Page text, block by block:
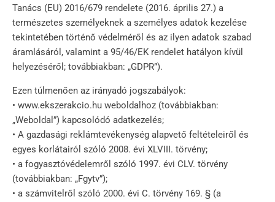
Tanács (EU) 2016/679 rendelete (2016. április 27.) a
természetes személyeknek a személyes adatok kezelése
tekintetében történő védelméről és az ilyen adatok szabad
áramlásáról, valamint a 95/46/EK rendelet hatályon kívül
helyezéséről; továbbiakban: „GDPR”).
Ezen túlmenően az irányadó jogszabályok:
• www.ekszerakcio.hu weboldalhoz (továbbiakban:
„Weboldal”) kapcsolódó adatkezelés;
• A gazdasági reklámtevékenység alapvető feltételeiről és
egyes korlátairól szóló 2008. évi XLVIII. törvény;
• a fogyasztóvédelemről szóló 1997. évi CLV. törvény
(továbbiakban: „Fgytv”);
• a számvitelről szóló 2000. évi C. törvény 169. § (a